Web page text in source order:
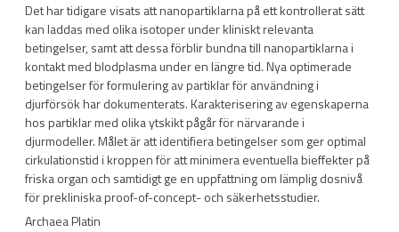
Det har tidigare visats att nanopartiklarna på ett kontrollerat sätt
kan laddas med olika isotoper under kliniskt relevanta
betingelser, samt att dessa förblir bundna till nanopartiklarna i
kontakt med blodplasma under en längre tid. Nya optimerade
betingelser för formulering av partiklar för användning i
djurförsök har dokumenterats. Karakterisering av egenskaperna
hos partiklar med olika ytskikt pågår för närvarande i
djurmodeller. Målet är att identifiera betingelser som ger optimal
cirkulationstid i kroppen för att minimera eventuella bieffekter på
friska organ och samtidigt ge en uppfattning om lämplig dosnivå
för prekliniska proof-of-concept- och säkerhetsstudier.
Archaea Platin